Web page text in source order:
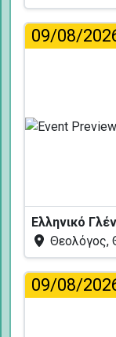
09/08/
Ελληνικό
Θεολόγος,
09/08/